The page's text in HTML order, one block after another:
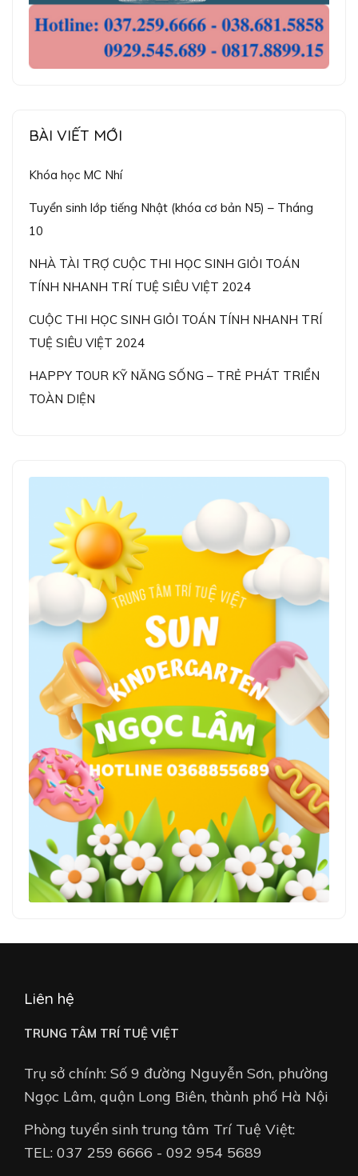
BÀI VIẾT MỚI
Khóa học MC Nhí
Tuyển sinh lớp tiếng Nhật (khóa cơ bản N5) – Tháng
10
NHÀ TÀI TRỢ CUỘC THI HỌC SINH GIỎI TOÁN
TÍNH NHANH TRÍ TUỆ SIÊU VIỆT 2024
CUỘC THI HỌC SINH GIỎI TOÁN TÍNH NHANH TRÍ
TUỆ SIÊU VIỆT 2024
HAPPY TOUR KỸ NĂNG SỐNG – TRẺ PHÁT TRIỂN
TOÀN DIỆN
Liên hệ
TRUNG TÂM TRÍ TUỆ VIỆT
Trụ sở chính: Số 9 đường Nguyễn Sơn, phường
Ngọc Lâm, quận Long Biên, thành phố Hà Nội
Phòng tuyển sinh trung tâm Trí Tuệ Việt:
TEL: 037 259 6666 - 092 954 5689